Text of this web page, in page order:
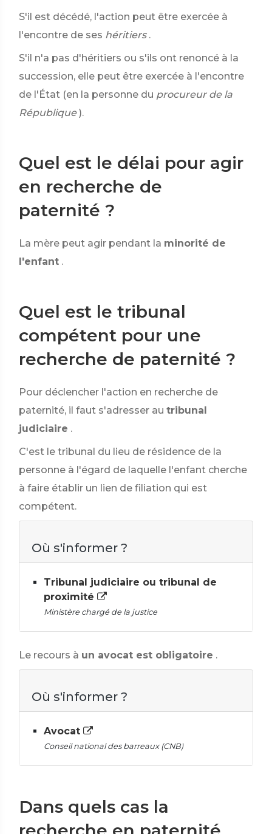
S'il est décédé, l'action peut être exercée à
l'encontre de ses héritiers .
S'il n'a pas d'héritiers ou s'ils ont renoncé à la
succession, elle peut être exercée à l'encontre
de l'État (en la personne du procureur de la
République ).
Quel est le délai pour agir
en recherche de
paternité ?
La mère peut agir pendant la minorité de
l'enfant .
Quel est le tribunal
compétent pour une
recherche de paternité ?
Pour déclencher l'action en recherche de
paternité, il faut s'adresser au tribunal
judiciaire .
C'est le tribunal du lieu de résidence de la
personne à l'égard de laquelle l'enfant cherche
à faire établir un lien de filiation qui est
compétent.
Où s'informer ?
Tribunal judiciaire ou tribunal de
proximité
Ministère chargé de la justice
Le recours à un avocat est obligatoire .
Où s'informer ?
Avocat
Conseil national des barreaux (CNB)
Dans quels cas la